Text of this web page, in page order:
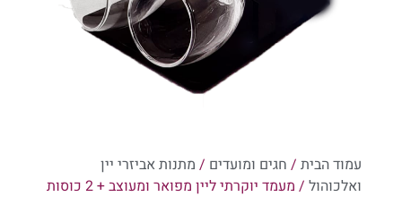
עמוד הבית/ חגים ומועדים / מתנות אביזרי יין
ואלכוהול/ מעמד יוקרתי ליין מפואר ומעוצב + 2 כוסות